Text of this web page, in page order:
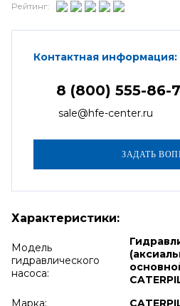
Рейтинг:
Контактная информация:
8 (800) 555-86-
sale@hfe-center.ru
Характеристики:
Модель
гидравлического
насоса:
Марка: